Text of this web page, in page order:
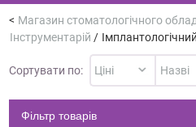
Магазин стоматологічного
Інструментарій /
Сортувати по:
Фільтр товарів